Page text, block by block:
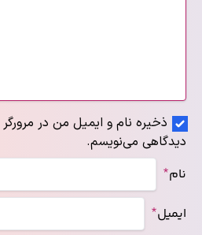
ذخیره نام و ایمیل من در مرورگر
دیدگاهی می‌نویسم.
نام*
ایمیل*